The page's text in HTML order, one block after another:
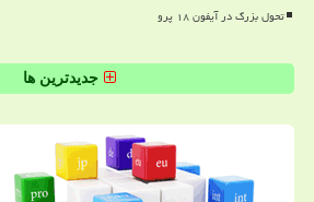
تحول بزرگ در آیفون ۱۸ پرو
جدیدترین ها